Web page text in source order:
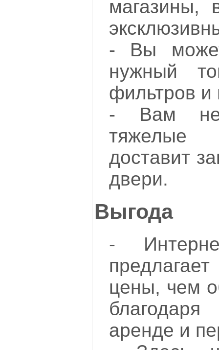
магазины,
- Вы
нужный
фильтров и
- Вам не
тяжелые
доставит
двери.
Выгода
-
цены, чем
аренде и